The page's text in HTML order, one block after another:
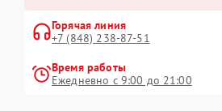
Горячая линия
+7 (848) 238-87-51
Время работы
Ежедневно с 9:00 до 21:00